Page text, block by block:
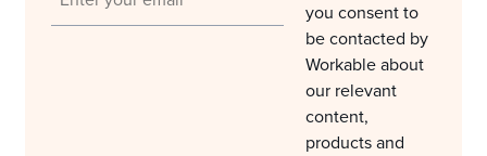
you consent to
be contacted by
Workable about
our relevant
content,
products and